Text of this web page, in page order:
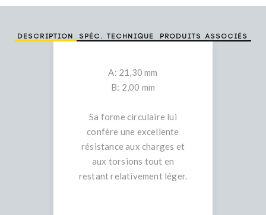
Description Spéc. technique Produits associés
A: 21,30 mm
B: 2,00 mm
Sa forme circulaire lui
confère une excellente
résistance aux charges et
aux torsions tout en
restant relativement léger.